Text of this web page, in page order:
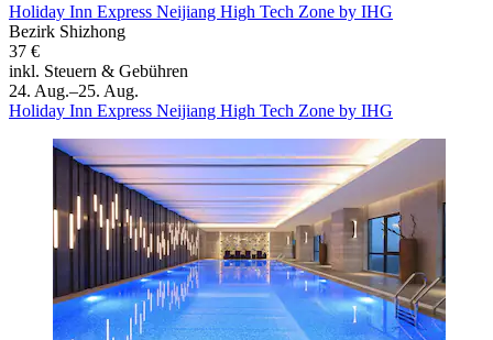
Holiday Inn Express Neijiang High Tech Zone by IHG
Bezirk Shizhong
37 €
inkl. Steuern & Gebühren
24. Aug.–25. Aug.
Holiday Inn Express Neijiang High Tech Zone by IHG